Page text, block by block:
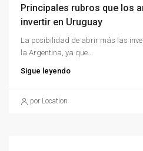
Principales rubros que los
invertir en Uruguay
La posibilidad de abrir más las
la Argentina, ya que...
Sigue leyendo
por Location